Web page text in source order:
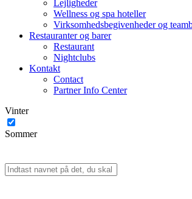
Lejligheder
Wellness og spa hoteller
Virksomhedsbegivenheder og
Restauranter og barer
Restaurant
Nightclubs
Kontakt
Contact
Partner Info Center
Vinter
Sommer